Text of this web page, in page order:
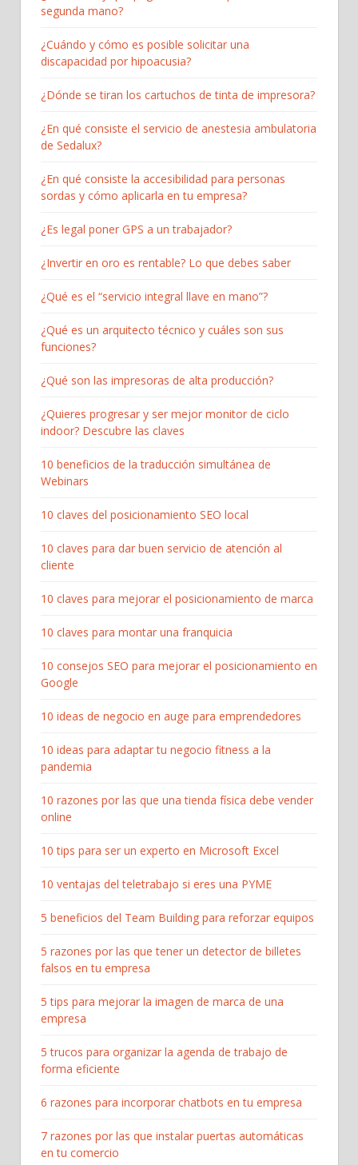
segunda mano?
¿Cuándo y cómo es posible solicitar una
discapacidad por hipoacusia?
¿Dónde se tiran los cartuchos de tinta de impresora?
¿En qué consiste el servicio de anestesia ambulatoria
de Sedalux?
¿En qué consiste la accesibilidad para personas
sordas y cómo aplicarla en tu empresa?
¿Es legal poner GPS a un trabajador?
¿Invertir en oro es rentable? Lo que debes saber
¿Qué es el “servicio integral llave en mano”?
¿Qué es un arquitecto técnico y cuáles son sus
funciones?
¿Qué son las impresoras de alta producción?
¿Quieres progresar y ser mejor monitor de ciclo
indoor? Descubre las claves
10 beneficios de la traducción simultánea de
Webinars
10 claves del posicionamiento SEO local
10 claves para dar buen servicio de atención al
cliente
10 claves para mejorar el posicionamiento de marca
10 claves para montar una franquicia
10 consejos SEO para mejorar el posicionamiento en
Google
10 ideas de negocio en auge para emprendedores
10 ideas para adaptar tu negocio fitness a la
pandemia
10 razones por las que una tienda física debe vender
online
10 tips para ser un experto en Microsoft Excel
10 ventajas del teletrabajo si eres una PYME
5 beneficios del Team Building para reforzar equipos
5 razones por las que tener un detector de billetes
falsos en tu empresa
5 tips para mejorar la imagen de marca de una
empresa
5 trucos para organizar la agenda de trabajo de
forma eficiente
6 razones para incorporar chatbots en tu empresa
7 razones por las que instalar puertas automáticas
en tu comercio